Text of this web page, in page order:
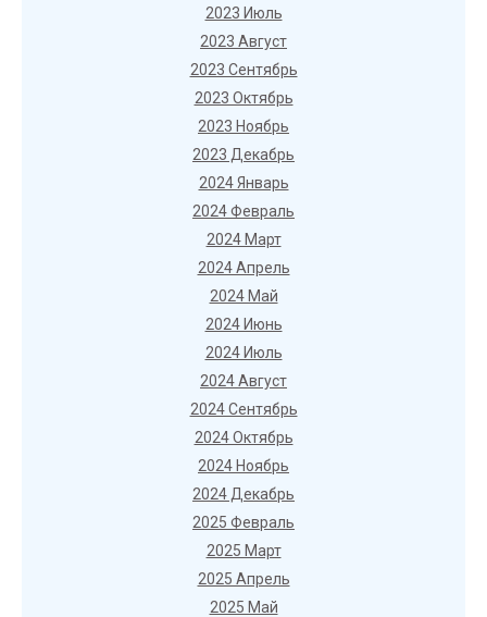
2023 Июль
2023 Август
2023 Сентябрь
2023 Октябрь
2023 Ноябрь
2023 Декабрь
2024 Январь
2024 Февраль
2024 Март
2024 Апрель
2024 Май
2024 Июнь
2024 Июль
2024 Август
2024 Сентябрь
2024 Октябрь
2024 Ноябрь
2024 Декабрь
2025 Февраль
2025 Март
2025 Апрель
2025 Май